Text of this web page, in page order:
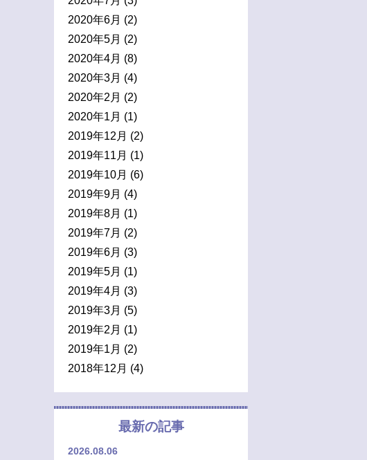
2020年6月 (2)
2020年5月 (2)
2020年4月 (8)
2020年3月 (4)
2020年2月 (2)
2020年1月 (1)
2019年12月 (2)
2019年11月 (1)
2019年10月 (6)
2019年9月 (4)
2019年8月 (1)
2019年7月 (2)
2019年6月 (3)
2019年5月 (1)
2019年4月 (3)
2019年3月 (5)
2019年2月 (1)
2019年1月 (2)
2018年12月 (4)
最新の記事
2026.08.06